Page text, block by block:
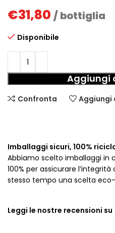
€31,80 / bottiglia
Disponibile
Aggiungi
Confronta Aggiungi
Imballaggi sicuri, 100%
Abbiamo scelto imballaggi in
100% per assicurare
stesso tempo una scelta
Leggi le nostre recensioni su